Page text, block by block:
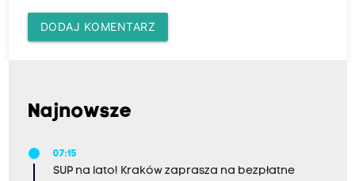
DODAJ KOMENTARZ
Najnowsze
07:15
SUP na lato! Kraków zaprasza na bezpłatne